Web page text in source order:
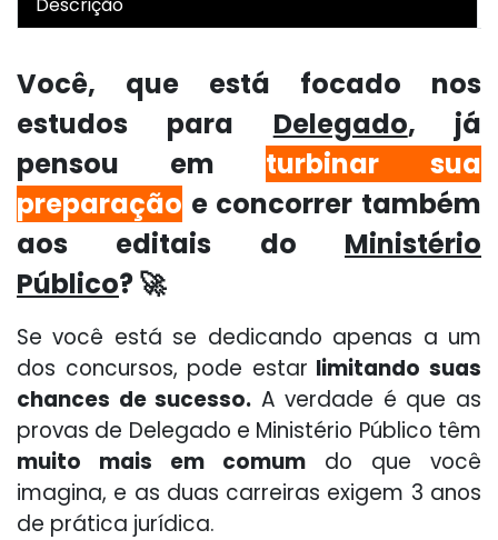
Você, que está focado nos
estudos para Delegado, já
pensou em turbinar sua
preparação e concorrer também
aos editais do Ministério
Público? 🚀
Se você está se dedicando apenas a um
dos concursos, pode estar limitando suas
chances de sucesso. A verdade é que as
provas de Delegado e Ministério Público têm
muito mais em comum do que você
imagina, e as duas carreiras exigem 3 anos
de prática jurídica.